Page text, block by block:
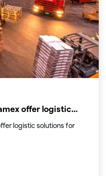
offer logistic
freelancers
logistic solutions for